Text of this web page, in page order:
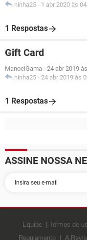
ninha25 - 1 abr 2020 às
1 Respostas
Gift Card
ManoelGama - 24 abr 2019
ninha25 - 24 abr 2019 às
1 Respostas
ASSINE NOSSA
Equipe Termos de
Regulamento
A